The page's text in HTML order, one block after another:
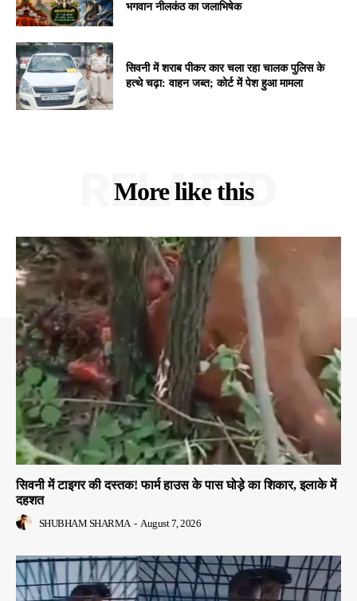
भगवान नीलकंठ का जलाभिषेक
सिवनी में शराब पीकर कार चला रहा चालक पुलिस के
हत्थे चढ़ा: वाहन जब्त; कोर्ट में पेश हुआ मामला
More like this
RELATED
सिवनी में टाइगर की दस्तक! फार्म हाउस के पास घोड़े का शिकार, इलाके में
दहशत
SHUBHAM SHARMA - August 7, 2026